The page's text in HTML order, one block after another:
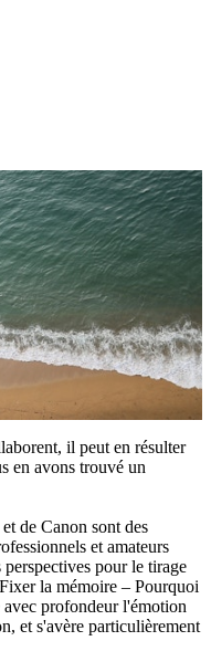
il peut en résulter
en avons trouvé un
de Canon sont des
et amateurs
pour le tirage
la mémoire – Pourquoi
profondeur l'émotion
et s'avère particulièrement